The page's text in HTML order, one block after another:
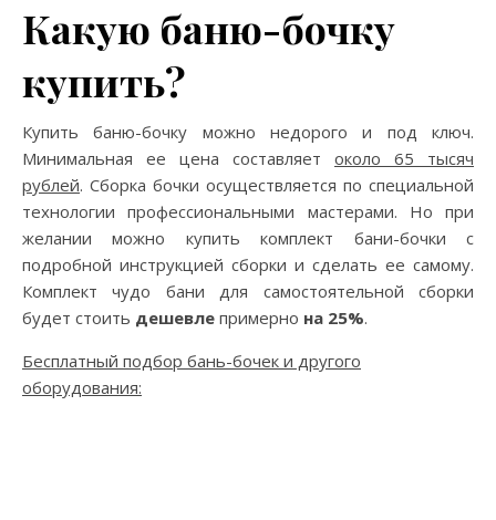
Какую баню-бочку
купить?
Купить баню-бочку можно недорого и под ключ.
Минимальная ее цена составляет около 65 тысяч
рублей. Сборка бочки осуществляется по специальной
технологии профессиональными мастерами. Но при
желании можно купить комплект бани-бочки с
подробной инструкцией сборки и сделать ее самому.
Комплект чудо бани для самостоятельной сборки
будет стоить дешевле примерно на 25%.
Бесплатный подбор бань-бочек и другого
оборудования: